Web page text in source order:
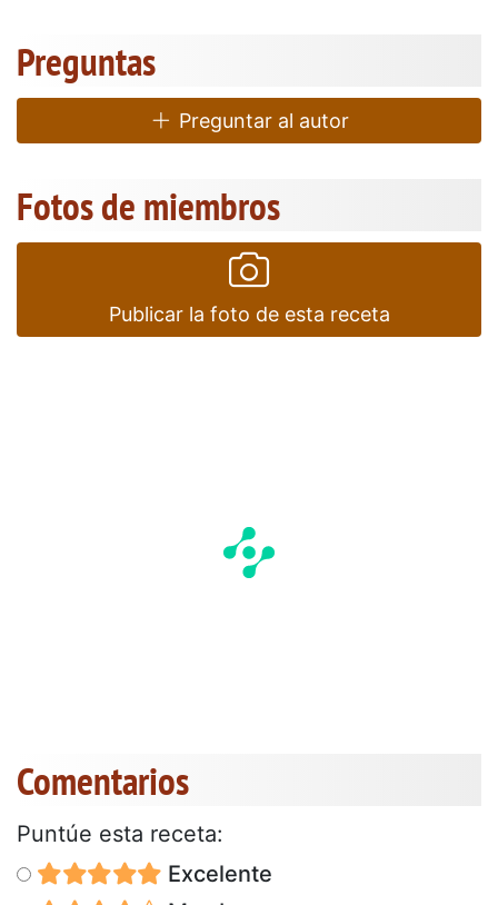
Preguntas
Preguntar al autor
Fotos de miembros
Publicar la foto de esta receta
Comentarios
Puntúe esta receta:
Excelente